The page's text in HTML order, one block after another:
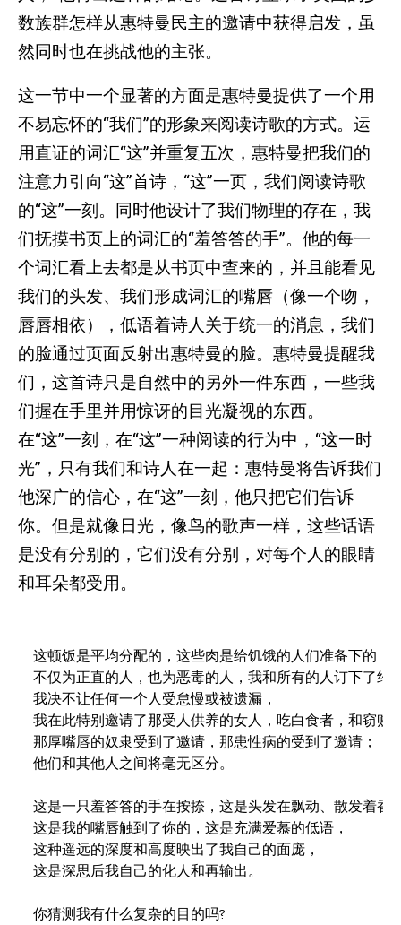
数族群怎样从惠特曼民主的邀请中获得启发，虽
然同时也在挑战他的主张。
这一节中一个显著的方面是惠特曼提供了一个用
不易忘怀的“我们”的形象来阅读诗歌的方式。运
用直证的词汇“这”并重复五次，惠特曼把我们的
注意力引向“这”首诗，“这”一页，我们阅读诗歌
的“这”一刻。同时他设计了我们物理的存在，我
们抚摸书页上的词汇的“羞答答的手”。他的每一
个词汇看上去都是从书页中查来的，并且能看见
我们的头发、我们形成词汇的嘴唇（像一个吻，
唇唇相依），低语着诗人关于统一的消息，我们
的脸通过页面反射出惠特曼的脸。惠特曼提醒我
们，这首诗只是自然中的另外一件东西，一些我
们握在手里并用惊讶的目光凝视的东西。
在“这”一刻，在“这”一种阅读的行为中，“这一时
光”，只有我们和诗人在一起：惠特曼将告诉我们
他深广的信心，在“这”一刻，他只把它们告诉
你。但是就像日光，像鸟的歌声一样，这些话语
是没有分别的，它们没有分别，对每个人的眼睛
和耳朵都受用。
这顿饭是平均分配的，这些肉是给饥饿的人们准备下的，
不仅为正直的人，也为恶毒的人，我和所有的人订下了约
我决不让任何一个人受怠慢或被遗漏，
我在此特别邀请了那受人供养的女人，吃白食者，和窃贼
那厚嘴唇的奴隶受到了邀请，那患性病的受到了邀请；
他们和其他人之间将毫无区分。
这是一只羞答答的手在按捺，这是头发在飘动、散发着香
这是我的嘴唇触到了你的，这是充满爱慕的低语，
这种遥远的深度和高度映出了我自己的面庞，
这是深思后我自己的化人和再输出。
你猜测我有什么复杂的目的吗?